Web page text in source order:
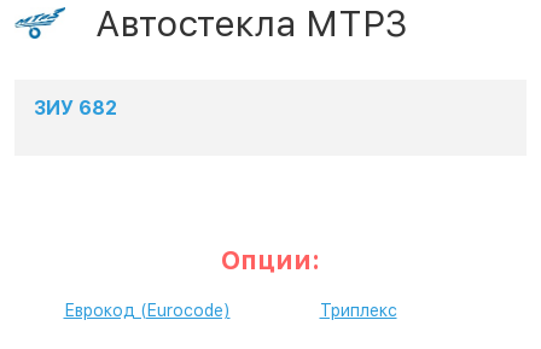
Автостекла МТРЗ
ЗИУ 682
Опции:
Еврокод (Eurocode) Триплекс